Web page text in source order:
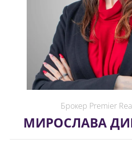
Брокер Premier
МИРОСЛАВА